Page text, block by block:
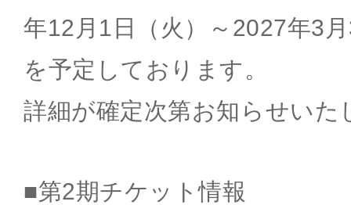
年12月1日（火）～2027年3
を予定しております。
詳細が確定次第お知らせいた
■第2期チケット情報